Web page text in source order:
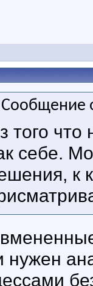
Сообщение
того
себе.
к
нужен